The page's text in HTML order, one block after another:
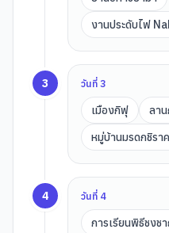
งานประดับไฟ
3 วันที่3
เมืองกิฟุ
ลา
หมู่บ้านมรดกชิรา
4 วันที่ 4
การเรียนพิธีชงช